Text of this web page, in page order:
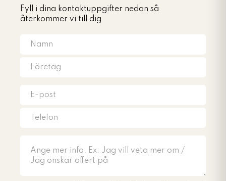
Fyll i dina kontaktuppgifter nedan så
återkommer vi till dig